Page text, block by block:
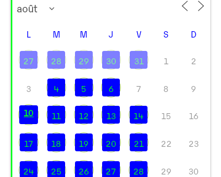
L M M J V S D
27 28 29 30 31 1 2
3 4 5 6 7 8 9
10 11 12 13 14 15 16
17 18 19 20 21 22 23
24 25 26 27 28 29 30